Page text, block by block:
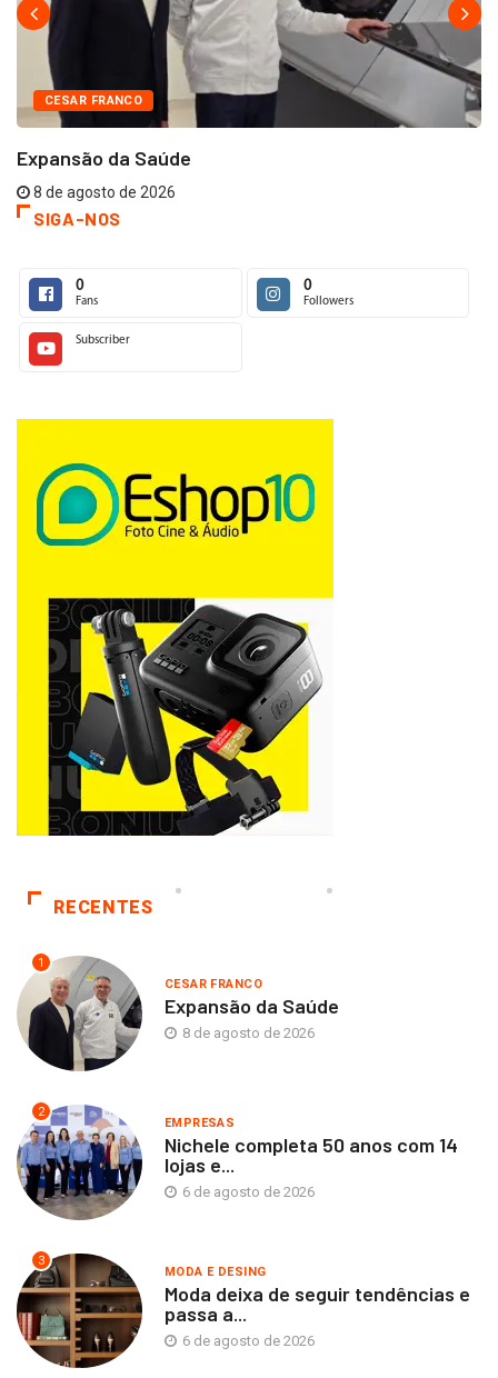
CESAR FRANCO
Expansão da Saúde
8 de agosto de 2026
SIGA-NOS
0
Fans
0
Followers
Subscriber
RECENTES
1
CESAR FRANCO
Expansão da Saúde
8 de agosto de 2026
2
EMPRESAS
Nichele completa 50 anos com 14
lojas e...
6 de agosto de 2026
3
MODA E DESING
Moda deixa de seguir tendências e
passa a...
6 de agosto de 2026